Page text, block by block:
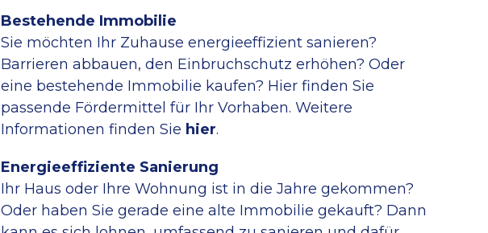
Bestehende Immobilie
Sie möchten Ihr Zuhause energieeffizient sanieren?
Barrieren abbauen, den Einbruch­schutz erhöhen? Oder
eine bestehende Immobilie kaufen? Hier finden Sie
passende Förder­mittel für Ihr Vorhaben. Weitere
Informationen finden Sie hier.
Energieeffiziente Sanierung
Ihr Haus oder Ihre Wohnung ist in die Jahre gekommen?
Oder haben Sie gerade eine alte Immo­bilie gekauft? Dann